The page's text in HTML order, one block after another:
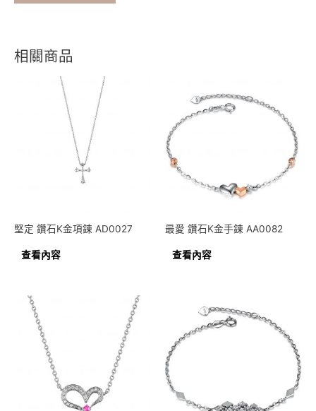
相關商品
堅定 鑽石K金項鍊 AD0027
查看內容
最愛 鑽石K金手鍊 AA0082
查看內容